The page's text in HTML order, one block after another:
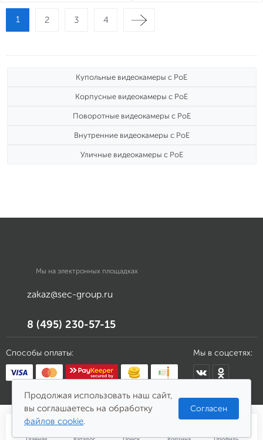
1 2 3 4
Купольные видеокамеры с PoE
Корпусные видеокамеры с PoE
Поворотные видеокамеры с PoE
Внутренние видеокамеры с PoE
Уличные видеокамеры с PoE
Мы на электронных площадках
zakaz@sec-group.ru
8 (495) 230-57-15
Способы оплаты: Мы в соцсетях:
Продолжая использовать наш сайт,
вы соглашаетесь на обработку
файлов cookie.
Согласен